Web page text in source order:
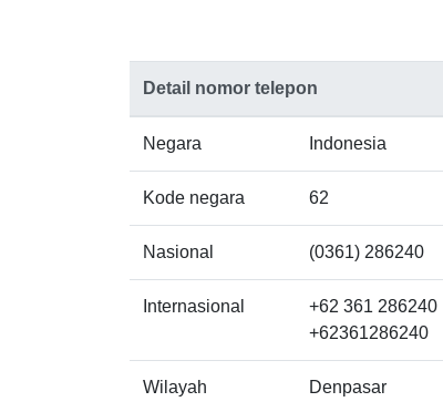
Detail nomor telepon
Negara Indonesia
Kode negara 62
Nasional (0361) 286240
Internasional
+62 361 286240
+62361286240
Wilayah Denpasar